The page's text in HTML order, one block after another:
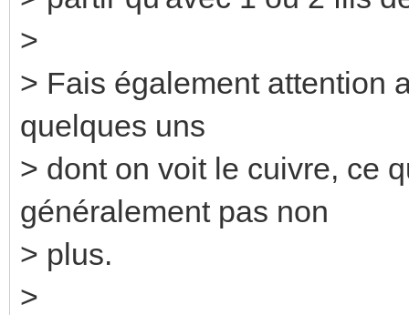
>
> Fais également attention
quelques uns
> dont on voit le cuivre, ce
généralement pas non
> plus.
>